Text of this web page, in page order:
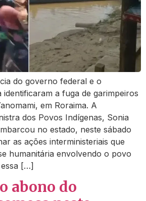
do governo federal e o
identificaram a fuga de garimpeiros
em Roraima. A
dos Povos Indígenas, Sonia
no estado, neste sábado
as ações interministeriais que
humanitária envolvendo o povo
essa […]
abono do